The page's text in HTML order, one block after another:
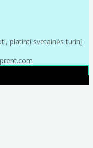
platinti svetainės turinį